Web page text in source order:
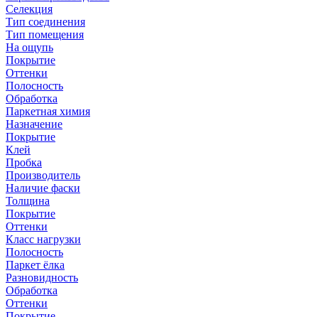
Селекция
Тип соединения
Тип помещения
На ощупь
Покрытие
Оттенки
Полосность
Обработка
Паркетная химия
Назначение
Покрытие
Клей
Пробка
Производитель
Наличие фаски
Толщина
Покрытие
Оттенки
Класс нагрузки
Полосность
Паркет ёлка
Разновидность
Обработка
Оттенки